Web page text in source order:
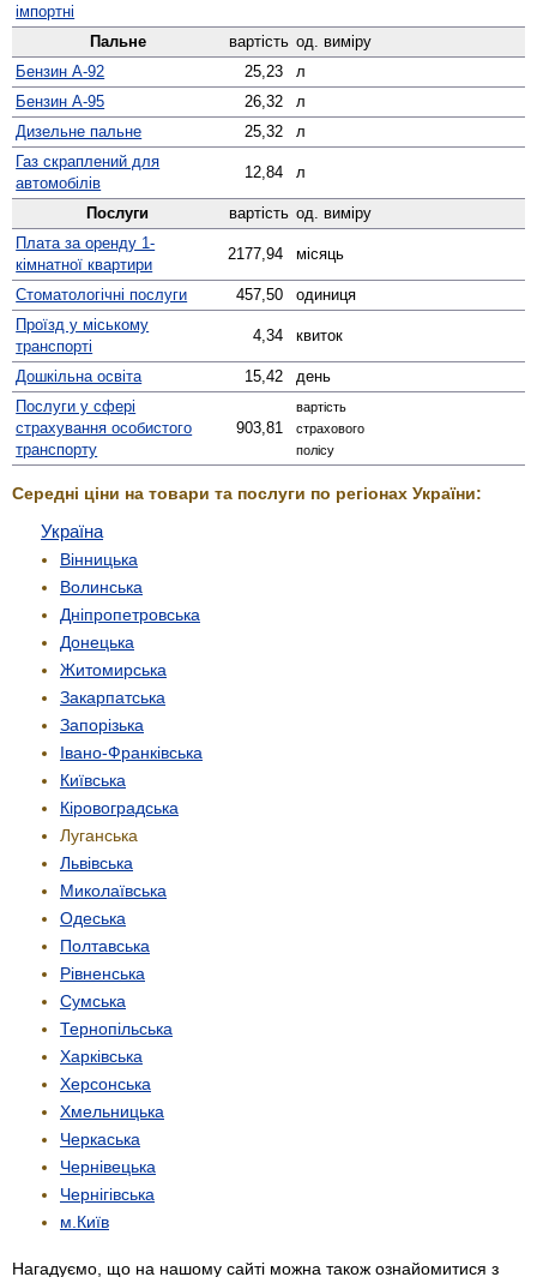
імпортні
Пальне вартість од. виміру
Бензин А-92
25,23
л
Бензин А-95
26,32
л
Дизельне пальне
25,32
л
Газ скраплений для
автомобілів
12,84 л
Послуги вартість од. виміру
Плата за оренду 1-
кімнатної квартири
2177,94 місяць
Стомато­логічні послуги 457,50
одиниця
Проїзд у міському
транспорті
4,34 квиток
Дошкільна освіта 15,42
день
Послуги у сфері
страхування особистого
транспорту
903,81
вартість
страхового
полісу
Середні ціни на товари та послуги по регіонах України:
Україна
Вінницька
Волинська
Дніпропетровська
Донецька
Житомирська
Закарпатська
Запорізька
Івано-Франківська
Київська
Кіровоградська
Луганська
Львівська
Миколаївська
Одеська
Полтавська
Рівненська
Сумська
Тернопільська
Харківська
Херсонська
Хмельницька
Черкаська
Чернівецька
Чернігівська
м.Київ
Нагадуємо, що на нашому сайті можна також ознайомитися з